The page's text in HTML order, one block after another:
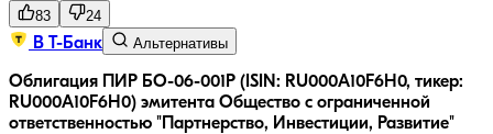
83 24
В Т-Банк Альтернативы
Облигация ПИР БО-06-001P (ISIN: RU000A10F6H0, тикер:
RU000A10F6H0) эмитента Общество с ограниченной
ответственностью "Партнерство, Инвестиции, Развитие"